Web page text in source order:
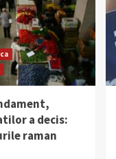
a decis:
raman